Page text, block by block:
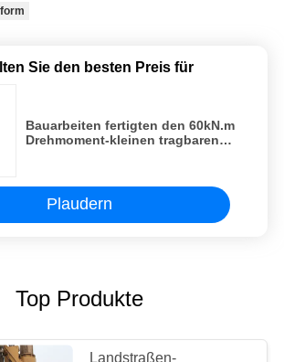
Sie den besten Preis für
Bauarbeiten fertigten den 60kN.m
Drehmoment-kleinen tragbaren
Plaudern
Top Produkte
Landstraßen-